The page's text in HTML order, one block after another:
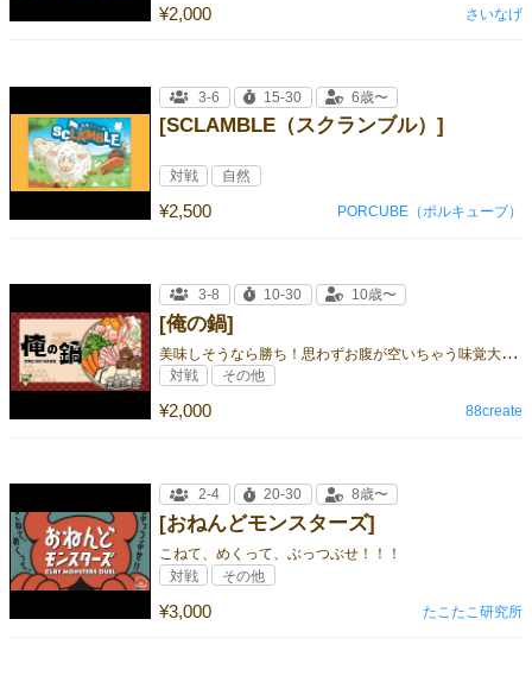
¥2,000 さいなげ
[SCLAMBLE（スクランブル）]
¥2,500
3-6 15-30 6歳〜
対戦 自然
PORCUBE（ポルキューブ）
[俺の鍋]
美
味しそうなら勝ち！思わずお腹が空いちゃう味覚大喜利ゲーム
¥2,000
3-8 10-30 10歳〜
対戦 その他
88create
[おねんどモンスターズ]
こねて、めくって、ぶっつぶせ！！！
¥3,000
2-4 20-30 8歳〜
対戦 その他
たこたこ研究所